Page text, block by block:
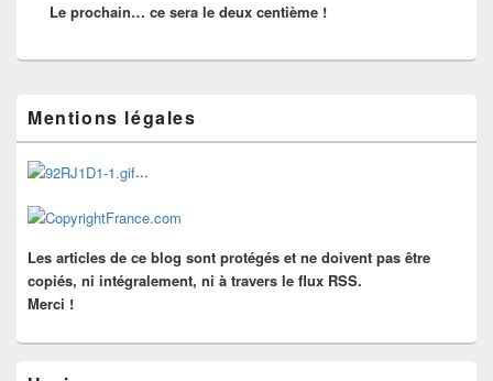
suivant :
Le prochain… ce sera le deux centième !
principale
de
widget
pour
barre
Mentions légales
...
Les articles de ce blog sont protégés et ne doivent pas être
copiés, ni intégralement, ni à travers le flux RSS.
Merci !